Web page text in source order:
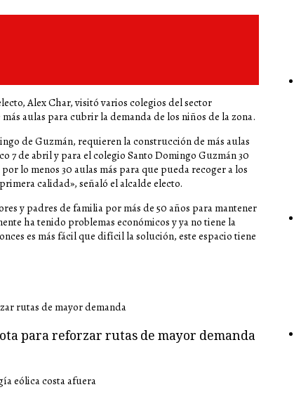
Alex Char, visitó varios colegios del sector
aulas para cubrir la demanda de los niños de la zona.
de Guzmán, requieren la construcción de más aulas
7 de abril y para el colegio Santo Domingo Guzmán 30
lo menos 30 aulas más para que pueda recoger a los
calidad», señaló el alcalde electo.
y padres de familia por más de 50 años para mantener
ha tenido problemas económicos y ya no tiene la
es más fácil que difícil la solución, este espacio tiene
para reforzar rutas de mayor demanda